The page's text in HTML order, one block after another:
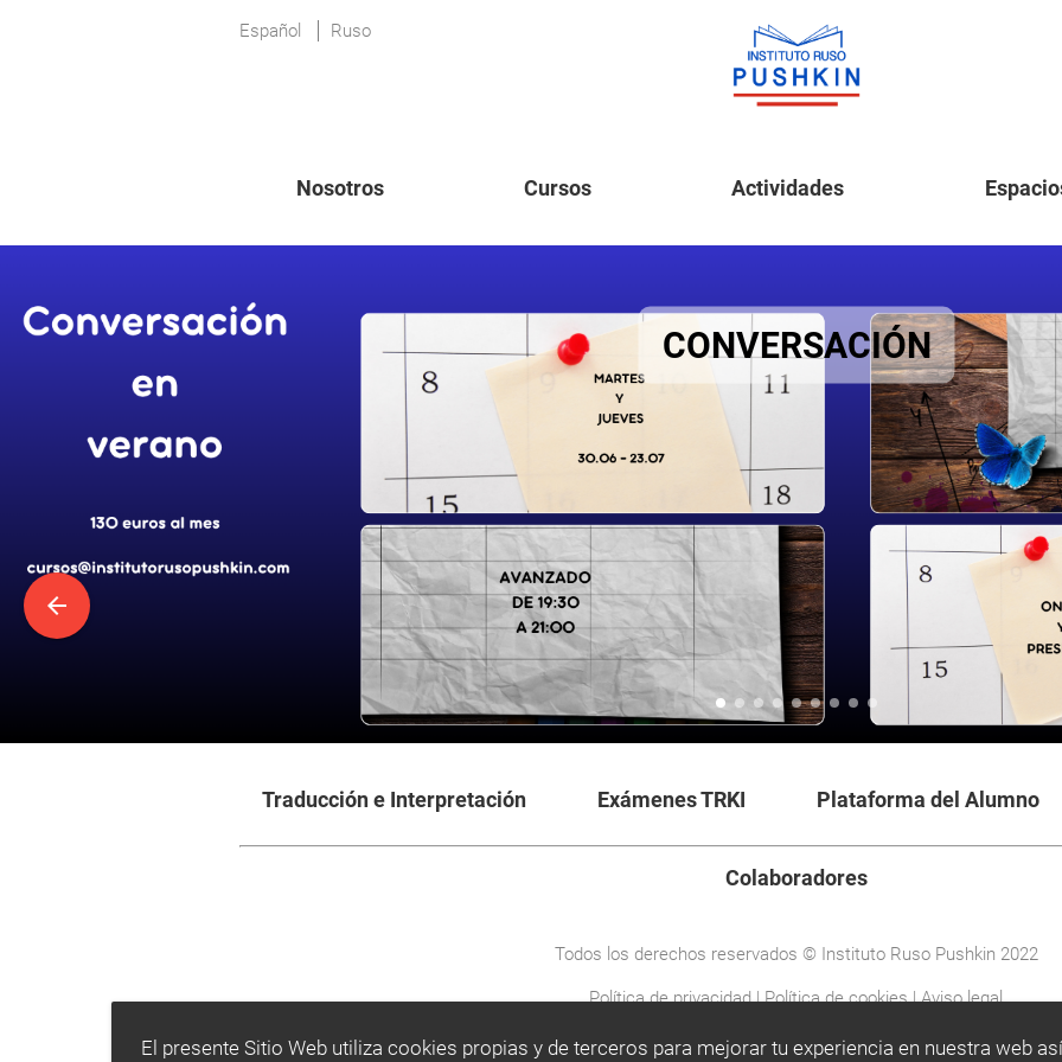
Español Ruso
Nosotros Cursos Actividades
arrow_back
CONVERSACIÓN
Traducción e Interpretación Exámenes TRKI Plataforma del Alumno
Colaboradores
Todos los derechos reservados © Instituto Ruso Pushkin 2022
Política de privacidad|Política de cookies|Aviso legal
El presente Sitio Web utiliza cookies propias y de terceros para mejorar tu experiencia en nuestra web